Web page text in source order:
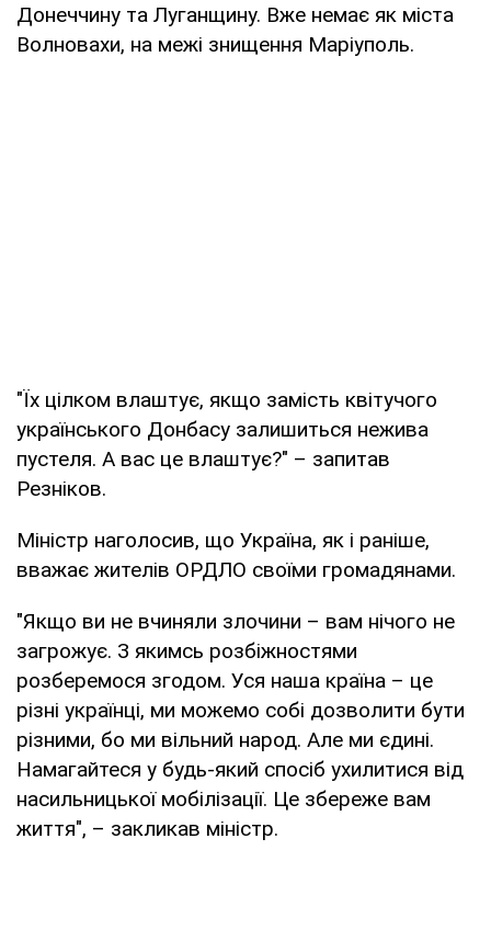
Донеччину та Луганщину. Вже немає як міста
Волновахи, на межі знищення Маріуполь.
"Їх цілком влаштує, якщо замість квітучого
українського Донбасу залишиться нежива
пустеля. А вас це влаштує?" – запитав
Резніков.
Міністр наголосив, що Україна, як і раніше,
вважає жителів ОРДЛО своїми громадянами.
"Якщо ви не вчиняли злочини – вам нічого не
загрожує. З якимсь розбіжностями
розберемося згодом. Уся наша країна – це
різні українці, ми можемо собі дозволити бути
різними, бо ми вільний народ. Але ми єдині.
Намагайтеся у будь-який спосіб ухилитися від
насильницької мобілізації. Це збереже вам
життя", – закликав міністр.